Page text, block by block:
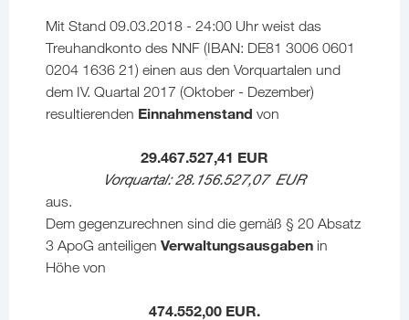
Mit Stand 09.03.2018 - 24:00 Uhr weist das
Treuhandkonto des NNF (IBAN: DE81 3006 0601
0204 1636 21) einen aus den Vorquartalen und
dem IV. Quartal 2017 (Oktober - Dezember)
resultierenden Einnahmenstand von
29.467.527,41 EUR
Vorquartal: 28.156.527,07 EUR
aus.
Dem gegenzurechnen sind die gemäß § 20 Absatz
3 ApoG anteiligen Verwaltungsausgaben in
Höhe von
474.552,00 EUR.